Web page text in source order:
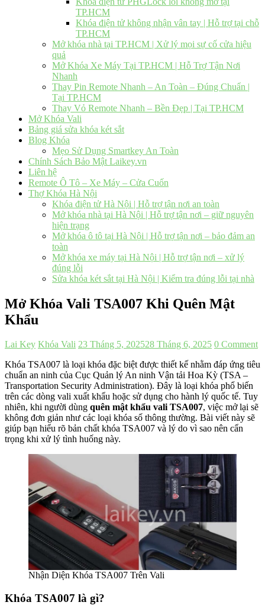
TP.HCM
Khóa điện tử không nhận vân tay | Hỗ trợ tại chỗ
TP.HCM
Mở khóa nhà tại TP.HCM | Xử lý mọi sự cố cửa hiệu
quả
Mở Khóa Xe Máy Tại TP.HCM | Hỗ Trợ Tận Nơi
Nhanh
Thay Pin Remote Nhanh – An Toàn – Đúng Chuẩn |
Tại TP.HCM
Thay Vỏ Remote Nhanh – Bền Đẹp | Tại TP.HCM
Mở Khóa Vali
Bảng giá sửa khóa két sắt
Blog Khóa
Mẹo Sử Dụng Smartkey An Toàn
Chính Sách Bảo Mật Laikey.vn
Liên hệ
Remote Ô Tô – Xe Máy – Cửa Cuốn
Thợ Khóa Hà Nội
Khóa điện tử Hà Nội | Hỗ trợ tận nơi an toàn
Mở khóa nhà tại Hà Nội | Hỗ trợ tận nơi – giữ nguyên
hiện trạng
Mở khóa ô tô tại Hà Nội | Hỗ trợ tận nơi – bảo đảm an
toàn
Mở khóa xe máy tại Hà Nội | Hỗ trợ tận nơi – xử lý
đúng lỗi
Sửa khóa két sắt tại Hà Nội | Kiểm tra đúng lỗi tại nhà
Mở Khóa Vali TSA007 Khi Quên Mật
Khẩu
Lai Key Khóa Vali 23 Tháng 5, 202528 Tháng 6, 2025 0 Comment
Khóa TSA007 là loại khóa đặc biệt được thiết kế nhằm đáp ứng tiêu
chuẩn an ninh của Cục Quản lý An ninh Vận tải Hoa Kỳ (TSA –
Transportation Security Administration). Đây là loại khóa phổ biến
trên các dòng vali xuất khẩu hoặc sử dụng cho hành lý quốc tế. Tuy
nhiên, khi người dùng quên mật khẩu vali TSA007, việc mở lại sẽ
không đơn giản như các loại khóa số thông thường. Bài viết này sẽ
giúp bạn hiểu rõ bản chất khóa TSA007 và lý do vì sao nên cẩn
trọng khi xử lý tình huống này.
Nhận Diện Khóa TSA007 Trên Vali
Khóa TSA007 là gì?